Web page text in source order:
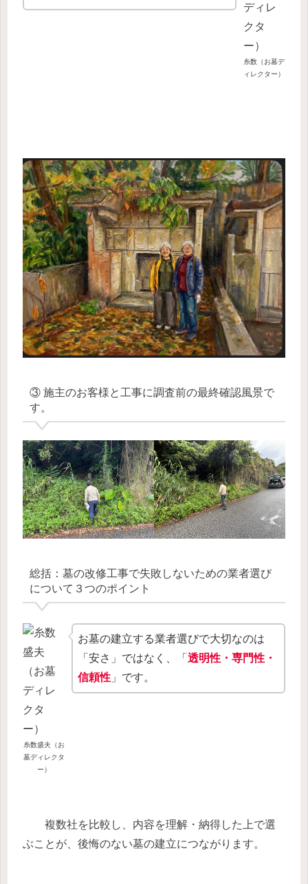
糸数（お墓デ
ィレクター）
③ 施主のお客様と工事に調査前の最終確認風景で
す。
総括：墓の改修工事で失敗しないための業者選び
について３つのポイント
糸数盛夫（お
墓ディレクタ
ー）
お墓の建立する業者選びで大切なのは
「安さ」ではなく、「透明性・専門性・
信頼性 」です。
複数社を比較し、内容を理解・納得した上で選
ぶことが、後悔のない墓の建立につながります。